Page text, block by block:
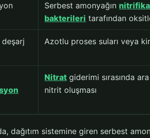
Serbest amonyağın
bakterileri tarafından
Azotlu proses suları veya
Nitrat giderimi sırasında
nitrit oluşması
dağıtım sistemine giren serbest